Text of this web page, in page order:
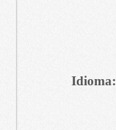
Idioma: